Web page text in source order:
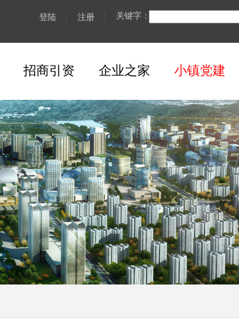
登陆 注册 关键字：
招商引资 企业之家 小镇党建